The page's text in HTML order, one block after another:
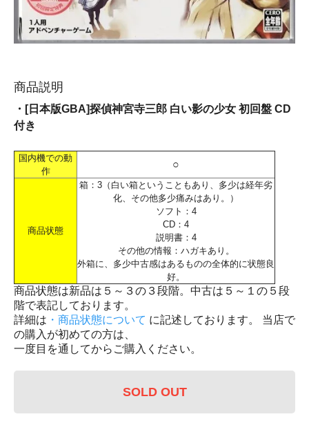
商品説明
・[日本版GBA]探偵神宮寺三郎 白い影の少女 初回盤 CD
付き
国内機での動
作
○
商品状態
箱：3（白い箱ということもあり、多少は経年劣
化、その他多少痛みはあり。）
ソフト：4
CD：4
説明書：4
その他の情報：ハガキあり。
外箱に、多少中古感はあるものの全体的に状態良
好。
商品状態は新品は５～３の３段階。中古は５～１の５段
階で表記しております。
詳細は ・商品状態について に記述しております。 当店で
の購入が初めての方は、
一度目を通してからご購入ください。
SOLD OUT